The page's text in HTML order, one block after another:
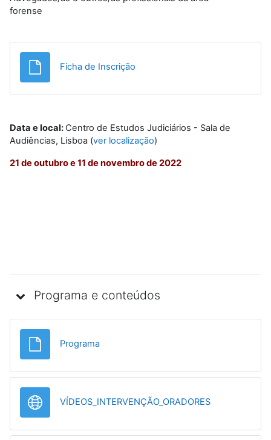
forense
Ficha de Inscrição
Data e local: Centro de Estudos Judiciários - Sala de
Audiências, Lisboa (ver localização)
21 de outubro e 11 de novembro de 2022
Programa e conteúdos
ProgramaFicheiro
VÍDEOS_INTERVENÇÃO_ORADORESURL